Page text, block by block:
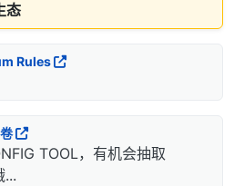
态
Rules
TOOL，有机会抽取
...